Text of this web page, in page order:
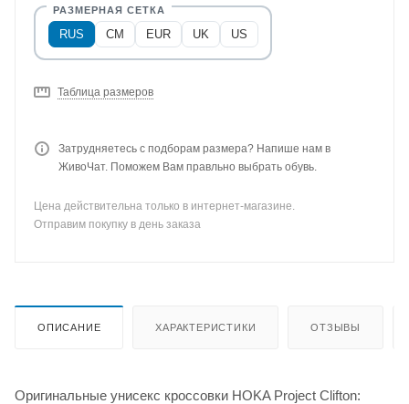
RUS CM EUR UK US
Таблица размеров
Затрудняетесь с подборам размера? Напише нам в
ЖивоЧат. Поможем Вам правльно выбрать обувь.
Цена действительна только в интернет-магазине.
Отправим покупку в день заказа
ОПИСАНИЕ ХАРАКТЕРИСТИКИ ОТЗЫВЫ
Оригинальные унисекс кроссовки HOKA Project Clifton: